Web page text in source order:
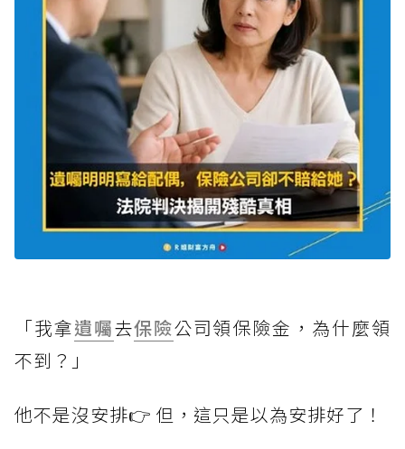
「我拿遺囑去保險公司領保險金，為什麼領
不到？」
他不是沒安排👉 但，這只是以為安排好了！